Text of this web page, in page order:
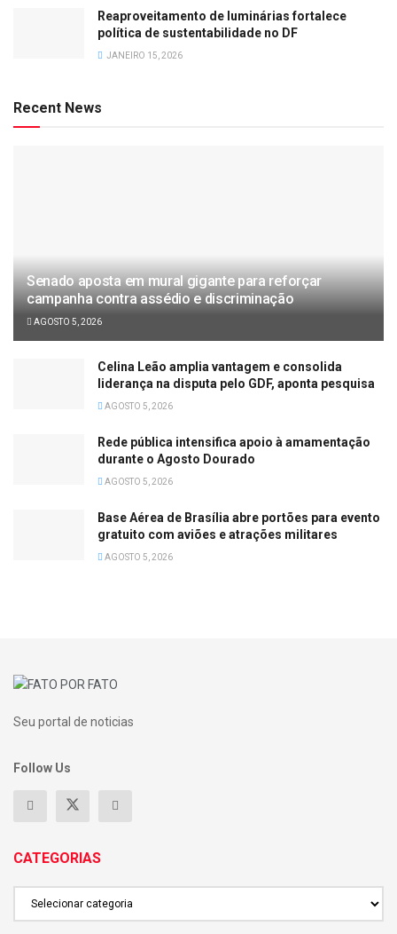
Reaproveitamento de luminárias fortalece
política de sustentabilidade no DF
JANEIRO 15, 2026
Recent News
Senado aposta em mural gigante para reforçar
campanha contra assédio e discriminação
AGOSTO 5, 2026
Celina Leão amplia vantagem e consolida
liderança na disputa pelo GDF, aponta pesquisa
AGOSTO 5, 2026
Rede pública intensifica apoio à amamentação
durante o Agosto Dourado
AGOSTO 5, 2026
Base Aérea de Brasília abre portões para evento
gratuito com aviões e atrações militares
AGOSTO 5, 2026
Seu portal de noticias
Follow Us
CATEGORIAS